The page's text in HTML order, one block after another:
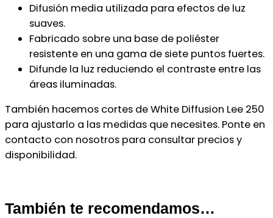
Difusión media utilizada para efectos de luz
suaves.
Fabricado sobre una base de poliéster
resistente en una gama de siete puntos fuertes.
Difunde la luz reduciendo el contraste entre las
áreas iluminadas.
También hacemos cortes de White Diffusion Lee 250
para ajustarlo a las medidas que necesites. Ponte en
contacto con nosotros para consultar precios y
disponibilidad.
También te recomendamos…